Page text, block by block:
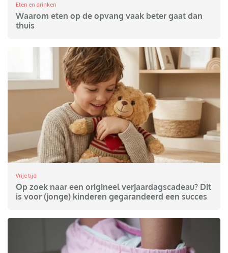
Eten en drinken
Waarom eten op de opvang vaak beter gaat dan
thuis
Vrije tijd
Op zoek naar een origineel verjaardagscadeau? Dit
is voor (jonge) kinderen gegarandeerd een succes